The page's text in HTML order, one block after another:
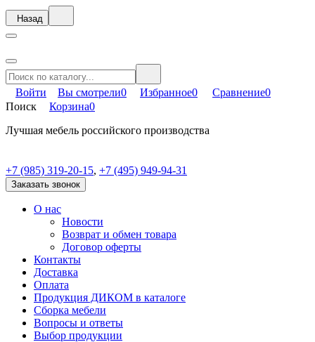
Назад
Войти Вы смотрели0 Избранное0 Сравнение0
Поиск
Корзина0
Лучшая мебель российского производства
+7 (985) 319-20-15, +7 (495) 949-94-31
Заказать звонок
О нас
Новости
Возврат и обмен товара
Договор оферты
Контакты
Доставка
Оплата
Продукция ДИКОМ в каталоге
Сборка мебели
Вопросы и ответы
Выбор продукции